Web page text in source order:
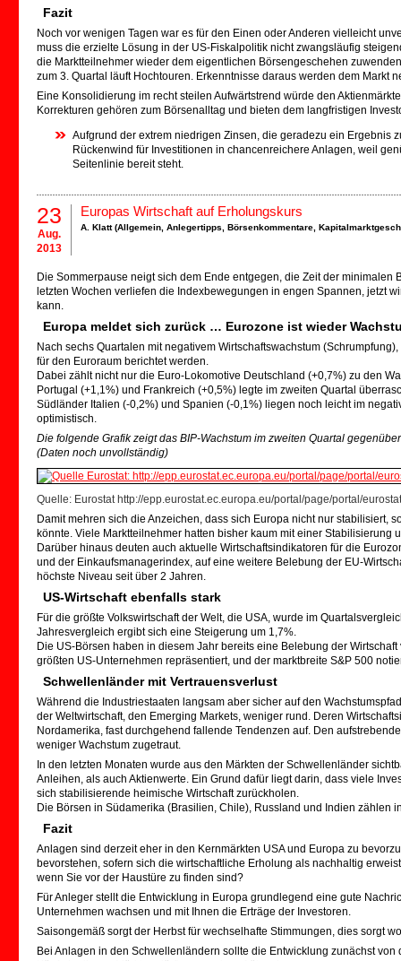
Fazit
Noch vor wenigen Tagen war es für den Einen oder Anderen vielleicht
muss die erzielte Lösung in der US-Fiskalpolitik nicht zwangsläufig
die Marktteilnehmer wieder dem eigentlichen Börsengeschehen
zum 3. Quartal läuft Hochtouren. Erkenntnisse daraus werden dem Markt
Eine Konsolidierung im recht steilen Aufwärtstrend würde den
Korrekturen gehören zum Börsenalltag und bieten dem langfristigen
Aufgrund der extrem niedrigen Zinsen, die geradezu ein Ergebnis
Rückenwind für Investitionen in chancenreichere Anlagen, weil
Seitenlinie bereit steht.
23
Aug.
2013
Europas Wirtschaft auf Erholungskurs
A. Klatt (Allgemein Anlegertipps Börsenkommentare
Die Sommerpause neigt sich dem Ende entgegen, die Zeit der
letzten Wochen verliefen die Indexbewegungen in engen Spannen, jetzt
kann.
Europa meldet sich zurück … Eurozone ist wieder
Nach sechs Quartalen mit negativem Wirtschaftswachstum
für den Euroraum berichtet werden.
Dabei zählt nicht nur die Euro-Lokomotive Deutschland (+0,7%) zu den
Portugal (+1,1%) und Frankreich (+0,5%) legte im zweiten Quartal
Südländer Italien (-0,2%) und Spanien (-0,1%) liegen noch leicht im
optimistisch.
Die folgende Grafik zeigt das BIP-Wachstum im zweiten Quartal
(Daten noch unvollständig)
Quelle: Eurostat http://epp.eurostat.ec.europa.eu/portal/page/portal/
Damit mehren sich die Anzeichen, dass sich Europa nicht nur stabilisiert,
könnte. Viele Marktteilnehmer hatten bisher kaum mit einer Stabilisierung
Darüber hinaus deuten auch aktuelle Wirtschaftsindikatoren für die
und der Einkaufsmanagerindex, auf eine weitere Belebung der EU-
höchste Niveau seit über 2 Jahren.
US-Wirtschaft ebenfalls stark
Für die größte Volkswirtschaft der Welt, die USA, wurde im
Jahresvergleich ergibt sich eine Steigerung um 1,7%.
Die US-Börsen haben in diesem Jahr bereits eine Belebung der
größten US-Unternehmen repräsentiert, und der marktbreite S&P 500
Schwellenländer mit Vertrauensverlust
Während die Industriestaaten langsam aber sicher auf den
der Weltwirtschaft, den Emerging Markets, weniger rund. Deren
Nordamerika, fast durchgehend fallende Tendenzen auf. Den
weniger Wachstum zugetraut.
In den letzten Monaten wurde aus den Märkten der Schwellenländer
Anleihen, als auch Aktienwerte. Ein Grund dafür liegt darin, dass viele
sich stabilisierende heimische Wirtschaft zurückholen.
Die Börsen in Südamerika (Brasilien, Chile), Russland und Indien zählen
Fazit
Anlagen sind derzeit eher in den Kernmärkten USA und Europa zu
bevorstehen, sofern sich die wirtschaftliche Erholung als nachhaltig
wenn Sie vor der Haustüre zu finden sind?
Für Anleger stellt die Entwicklung in Europa grundlegend eine gute
Unternehmen wachsen und mit Ihnen die Erträge der Investoren.
Saisongemäß sorgt der Herbst für wechselhafte Stimmungen, dies sorgt
Bei Anlagen in den Schwellenländern sollte die Entwicklung zunächst